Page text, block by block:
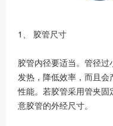
1、 胶管尺寸
胶管内径要适当。管径
发热，降低效率，而且
性能。若胶管采用管夹
意胶管的外经尺寸。